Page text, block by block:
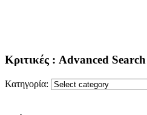
Κριτικές : Advanced Search
Κατηγορία: